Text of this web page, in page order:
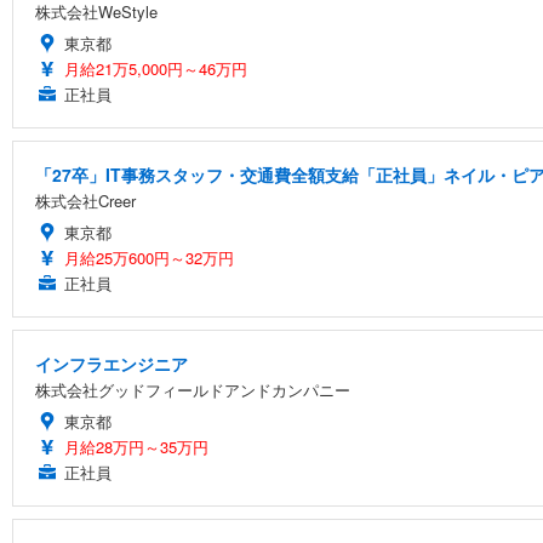
株式会社WeStyle
東京都
月給21万5,000円～46万円
正社員
「27卒」IT事務スタッフ・交通費全額支給「正社員」ネイル・ピ
株式会社Creer
東京都
月給25万600円～32万円
正社員
インフラエンジニア
株式会社グッドフィールドアンドカンパニー
東京都
月給28万円～35万円
正社員